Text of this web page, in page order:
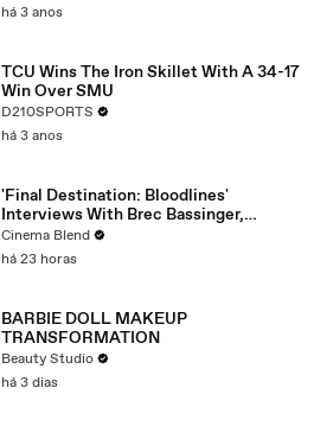
há 3 anos
TCU Wins The Iron Skillet With A 34-17
Win Over SMU
D210SPORTS
há 3 anos
'Final Destination: Bloodlines'
Interviews With Brec Bassinger,
Richard Harmon And More
Cinema Blend
há 23 horas
BARBIE DOLL MAKEUP
TRANSFORMATION
Beauty Studio
há 3 dias